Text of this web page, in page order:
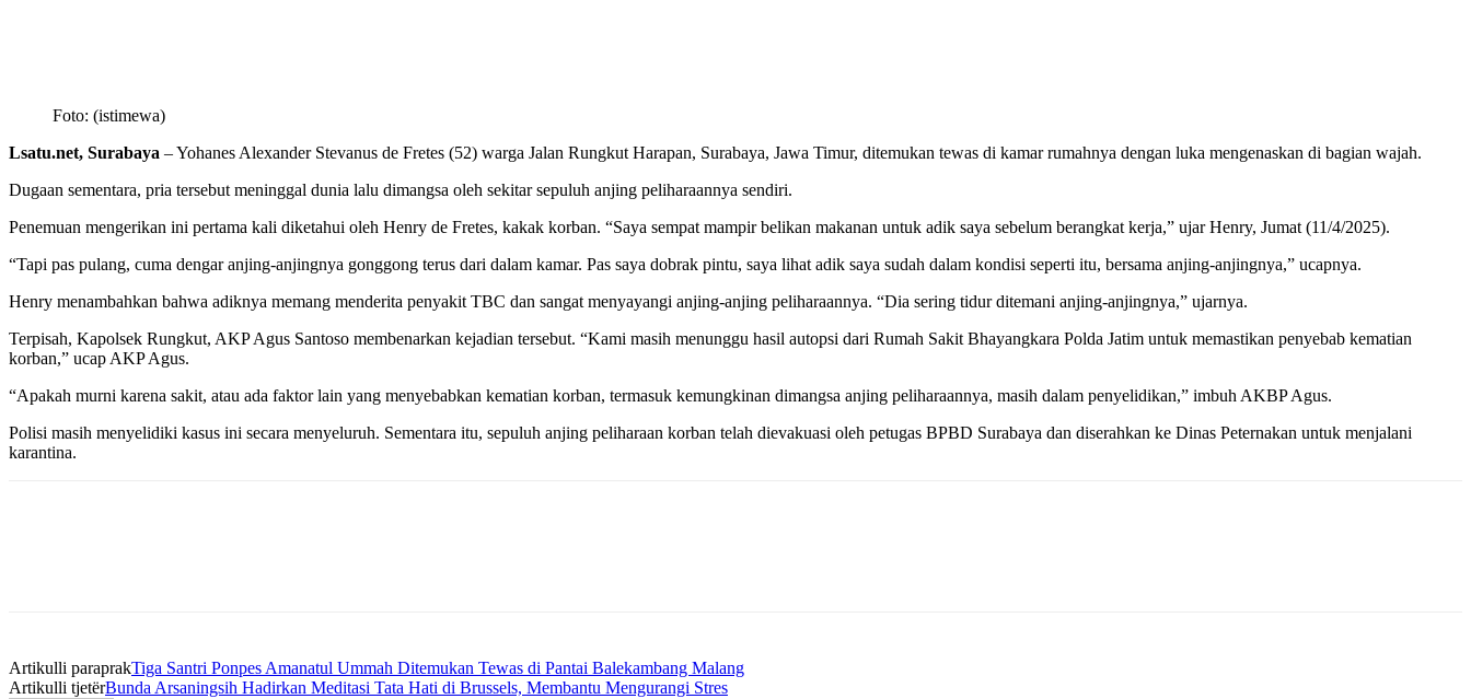
Foto: (istimewa)
Lsatu.net, Surabaya – Yohanes Alexander Stevanus de Fretes (52) warga Jalan Rungkut Harapan, Surabaya, Jawa Timur, ditemukan tewas di kamar rumahnya dengan luka mengenaskan di bagian wajah.
Dugaan sementara, pria tersebut meninggal dunia lalu dimangsa oleh sekitar sepuluh anjing peliharaannya sendiri.
Penemuan mengerikan ini pertama kali diketahui oleh Henry de Fretes, kakak korban. “Saya sempat mampir belikan makanan untuk adik saya sebelum berangkat kerja,” ujar Henry, Jumat (11/4/2025).
“Tapi pas pulang, cuma dengar anjing-anjingnya gonggong terus dari dalam kamar. Pas saya dobrak pintu, saya lihat adik saya sudah dalam kondisi seperti itu, bersama anjing-anjingnya,” ucapnya.
Henry menambahkan bahwa adiknya memang menderita penyakit TBC dan sangat menyayangi anjing-anjing peliharaannya. “Dia sering tidur ditemani anjing-anjingnya,” ujarnya.
Terpisah, Kapolsek Rungkut, AKP Agus Santoso membenarkan kejadian tersebut. “Kami masih menunggu hasil autopsi dari Rumah Sakit Bhayangkara Polda Jatim untuk memastikan penyebab kematian
korban,” ucap AKP Agus.
“Apakah murni karena sakit, atau ada faktor lain yang menyebabkan kematian korban, termasuk kemungkinan dimangsa anjing peliharaannya, masih dalam penyelidikan,” imbuh AKBP Agus.
Polisi masih menyelidiki kasus ini secara menyeluruh. Sementara itu, sepuluh anjing peliharaan korban telah dievakuasi oleh petugas BPBD Surabaya dan diserahkan ke Dinas Peternakan untuk menjalani
karantina.
Artikulli paraprakTiga Santri Ponpes Amanatul Ummah Ditemukan Tewas di Pantai Balekambang Malang
Artikulli tjetërBunda Arsaningsih Hadirkan Meditasi Tata Hati di Brussels, Membantu Mengurangi Stres